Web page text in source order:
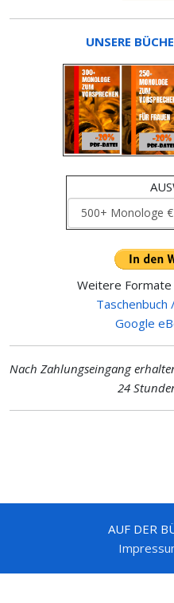
UNSERE
Weitere Formate
Taschenbuch
Google
Nach Zahlungseingang
24
AUF DER